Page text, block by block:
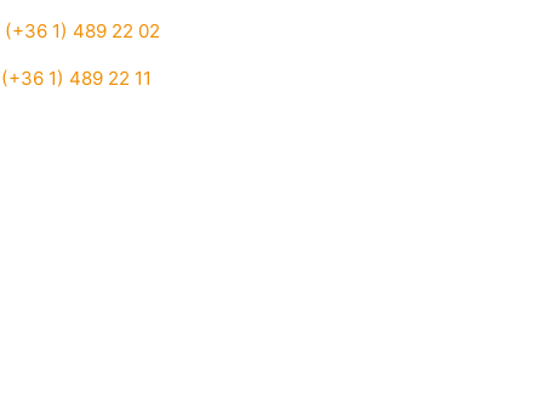
(+36 1) 489 22 02
(+36 1) 489 22 11